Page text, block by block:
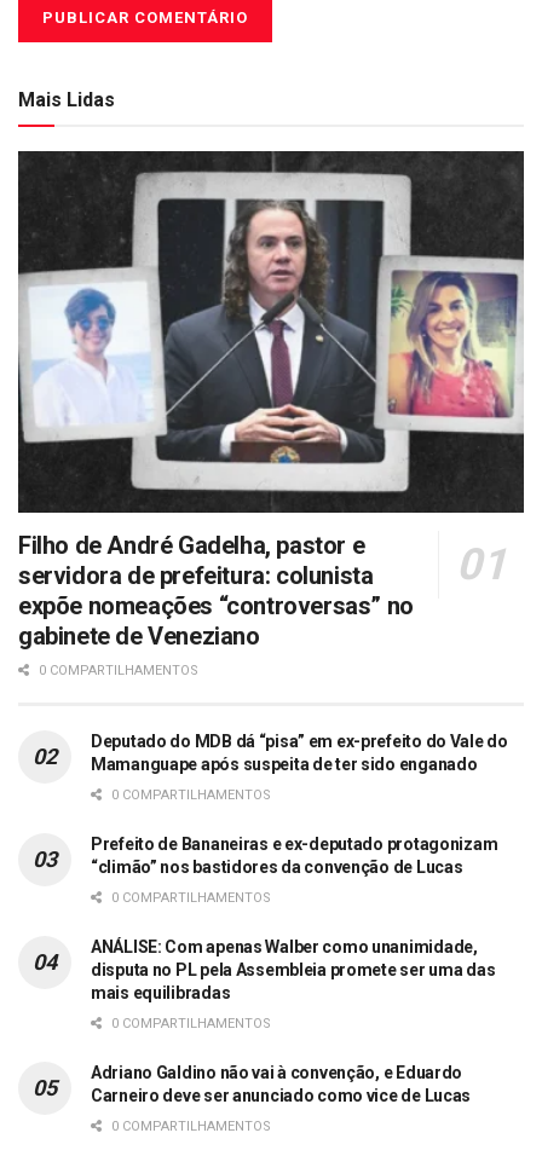
Mais Lidas
Filho de André Gadelha, pastor e
servidora de prefeitura: colunista
expõe nomeações “controversas” no
gabinete de Veneziano
0 COMPARTILHAMENTOS
Deputado do MDB dá “pisa” em ex-prefeito do Vale do
Mamanguape após suspeita de ter sido enganado
0 COMPARTILHAMENTOS
Prefeito de Bananeiras e ex-deputado protagonizam
“climão” nos bastidores da convenção de Lucas
0 COMPARTILHAMENTOS
ANÁLISE: Com apenas Walber como unanimidade,
disputa no PL pela Assembleia promete ser uma das
mais equilibradas
0 COMPARTILHAMENTOS
Adriano Galdino não vai à convenção, e Eduardo
Carneiro deve ser anunciado como vice de Lucas
0 COMPARTILHAMENTOS